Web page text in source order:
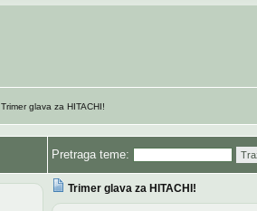
Trimer glava za HITACHI!
Pretraga teme:
Trimer glava za HITACHI!